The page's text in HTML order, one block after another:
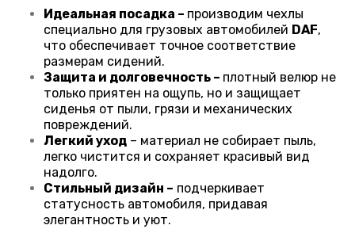
Идеальная посадка – производим чехлы
специально для грузовых автомобилей DAF,
что обеспечивает точное соответствие
размерам сидений.
Защита и долговечность – плотный велюр не
только приятен на ощупь, но и защищает
сиденья от пыли, грязи и механических
повреждений.
Легкий уход – материал не собирает пыль,
легко чистится и сохраняет красивый вид
надолго.
Стильный дизайн – подчеркивает
статусность автомобиля, придавая
элегантность и уют.